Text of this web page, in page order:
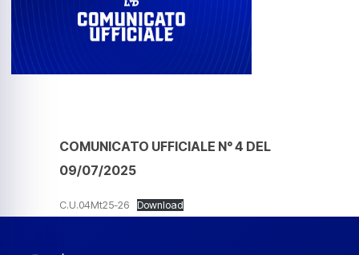
COMUNICATO UFFICIALE N° 4 DEL
09/07/2025
C.U.04Mt25-26 Download